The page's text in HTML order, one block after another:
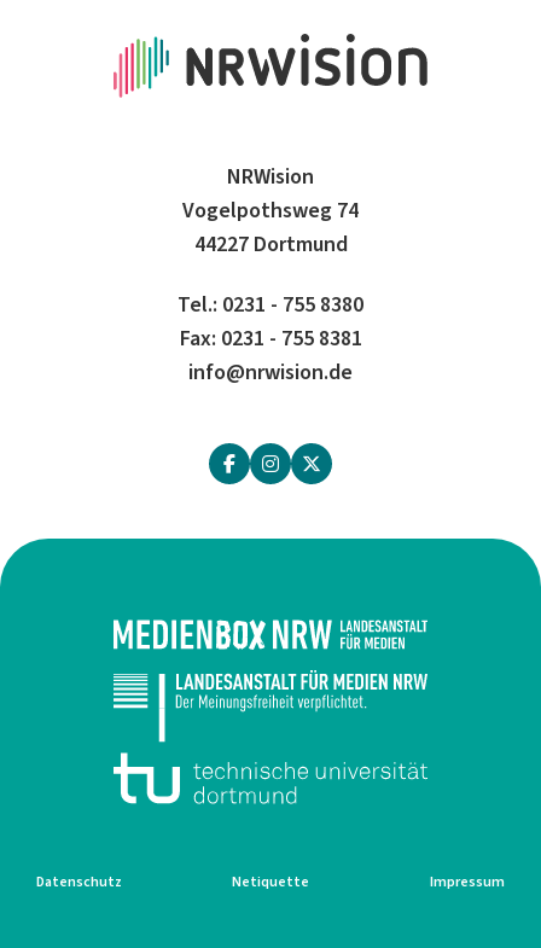
NRWision
Vogelpothsweg 74
44227 Dortmund
Tel.: 0231 - 755 8380
Fax: 0231 - 755 8381
info@nrwision.de
Datenschutz Netiquette Impressum